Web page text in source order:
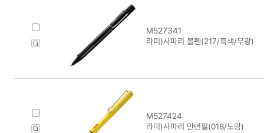
M527341
라미)사파리 볼펜(217/흑색/무광)
M527424
라미)사파리 만년필(018/노랑)